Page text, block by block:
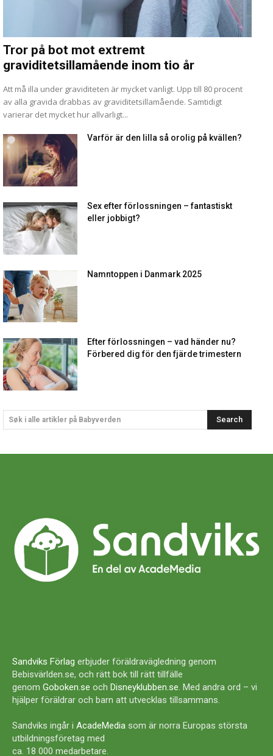
Tror på bot mot extremt
graviditetsillamående inom tio år
Att må illa under graviditeten är mycket vanligt. Upp till 80 procent
av alla gravida drabbas av graviditetsillamående. Samtidigt
varierar det mycket hur allvarligt...
Varför är den lilla så orolig på kvällen?
Sex efter förlossningen – fantastiskt
eller jobbigt?
Namntoppen i Danmark 2025
Efter förlossningen – vad händer nu?
Förbered dig för den fjärde trimestern
Søk i alle artikler på Babyverden Search
Sandviks Förlag erbjuder föräldravägledning genom
Bebisvärlden.se, och rätt bok till rätt tillfälle
genom Goboken.se och Disneyklubben.se. Med andra ord – vi
hjälper föräldrar och barn att utvecklas tillsammans.
Sandviks ingår i AcadeMedia som är norra Europas största
utbildningsföretag med
ca. 18 000 medarbetare.